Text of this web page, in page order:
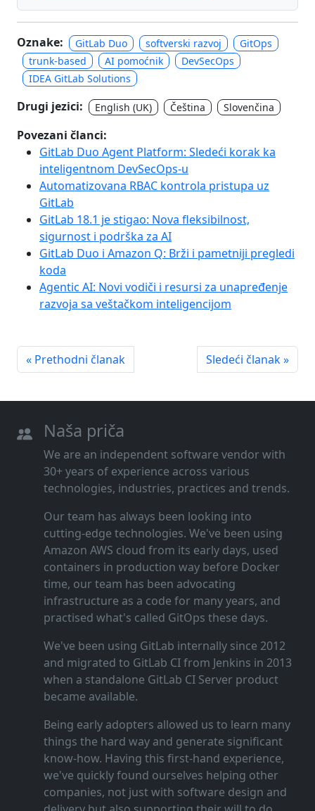
Oznake: GitLab Duo softverski razvoj
GitOps
trunk-based
AI pomoćnik
DevSecOps
IDEA GitLab Solutions
Drugi jezici: English (UK) Čeština Slovenčina
Povezani članci:
GitLab Duo Agent Platform: Sledeći korak ka
inteligentnom DevSecOps-u
Automatizovana RBAC kontrola pristupa uz
GitLab
GitLab 18.1 je stigao: Nova fleksibilnost,
sigurnost i podrška za AI
GitLab Duo i Amazon Q: Brži i pametniji pregledi
koda
Agentic AI: Novi vodiči i resursi za unapređenje
razvoja sa veštačkom inteligencijom
« Prethodni članak Sledeći članak »
Naša priča
We are an independent software vendor with
30+ years of experience across various
technologies, industries, practices and trends.
Our team has always been looking into
cutting‑edge technologies. We've been using
Amazon AWS cloud from its early days, used
containers in production way before Docker
time, our team has been advocating
infrastructure as a code for many years, and
practised what's called GitOps these days.
We've been using GitLab internally since 2012
and migrated to GitLab CI from Jenkins in 2013
when a standalone GitLab CI Server product
became available.
Being early adopters allowed us to learn many
things the hard way and generate significant
know‑how. Having this first‑hand experience,
we've quickly found ourselves helping other
companies, not just with software design and